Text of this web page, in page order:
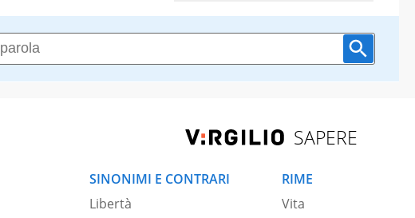
SAPERE
SINONIMI E CONTRARI
Libertà
RIME
Vita